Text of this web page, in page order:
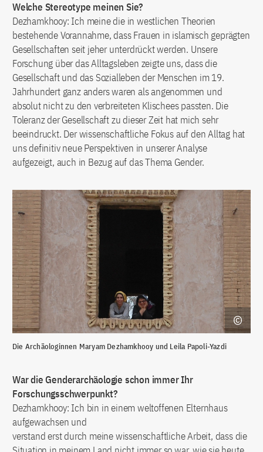
Welche Stereotype meinen Sie?
Dezhamkhooy: Ich meine die in westlichen Theorien
bestehende Vorannahme, dass Frauen in islamisch geprägten
Gesellschaften seit jeher unterdrückt werden. Unsere
Forschung über das Alltagsleben zeigte uns, dass die
Gesellschaft und das Sozialleben der Menschen im 19.
Jahrhundert ganz anders waren als angenommen und
absolut nicht zu den verbreiteten Klischees passten. Die
Toleranz der Gesellschaft zu dieser Zeit hat mich sehr
beeindruckt. Der wissenschaftliche Fokus auf den Alltag hat
uns definitiv neue Perspektiven in unserer Analyse
aufgezeigt, auch in Bezug auf das Thema Gender.
Die Archäologinnen Maryam Dezhamkhooy und Leila Papoli-Yazdi
War die Genderarchäologie schon immer Ihr
Forschungsschwerpunkt?
Dezhamkhooy: Ich bin in einem weltoffenen Elternhaus
aufgewachsen und
verstand erst durch meine wissenschaftliche Arbeit, dass die